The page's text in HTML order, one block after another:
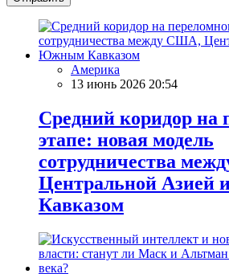
Америка
13 июнь 2026 20:54
Средний коридор на
этапе: новая модель
сотрудничества
Центральной
Кавказом